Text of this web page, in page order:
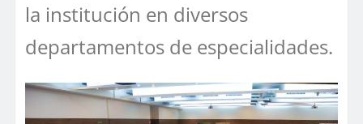
la institución en diversos
departamentos de especialidades.